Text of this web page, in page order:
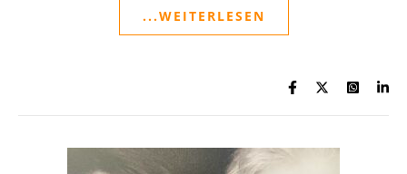
...WEITERLESEN